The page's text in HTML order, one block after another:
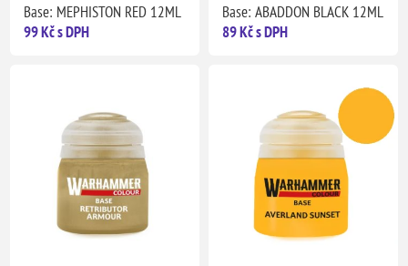
Base: MEPHISTON RED 12ML
99 Kč s DPH
Base: ABADDON BLACK 12ML
89 Kč s DPH